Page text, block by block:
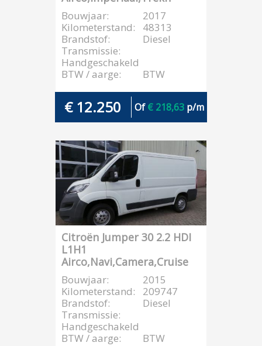
Bouwjaar:
2017
Kilometerstand:
48313
Brandstof:
Diesel
Transmissie:
Handgeschakeld
BTW / aarge:
BTW
€ 12.250 Of€ 218,63p/m
Citroën Jumper 30 2.2 HDI
L1H1
Airco,Navi,Camera,Cruise
Bouwjaar:
2015
Kilometerstand:
209747
Brandstof:
Diesel
Transmissie:
Handgeschakeld
BTW / aarge:
BTW